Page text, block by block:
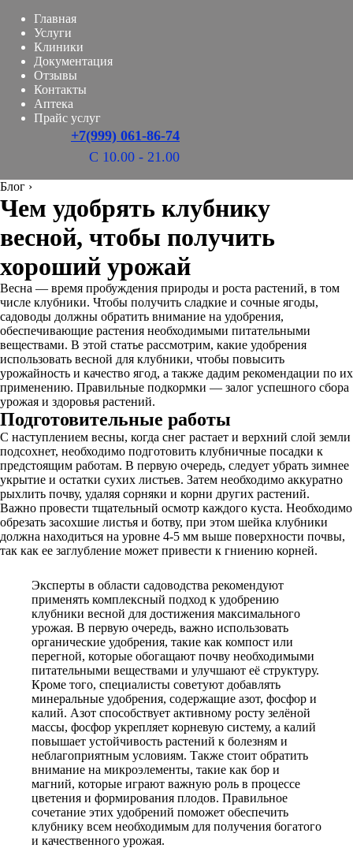
Главная
Услуги
Клиники
Документация
Отзывы
Контакты
Аптека
Прайс услуг
+7(999) 061-86-74
С 10.00 - 21.00
Блог ›
Чем удобрять клубнику
весной, чтобы получить
хороший урожай
Весна — время пробуждения природы и роста растений, в том
числе клубники. Чтобы получить сладкие и сочные ягоды,
садоводы должны обратить внимание на удобрения,
обеспечивающие растения необходимыми питательными
веществами. В этой статье рассмотрим, какие удобрения
использовать весной для клубники, чтобы повысить
урожайность и качество ягод, а также дадим рекомендации по их
применению. Правильные подкормки — залог успешного сбора
урожая и здоровья растений.
Подготовительные работы
С наступлением весны, когда снег растает и верхний слой земли
подсохнет, необходимо подготовить клубничные посадки к
предстоящим работам. В первую очередь, следует убрать зимнее
укрытие и остатки сухих листьев. Затем необходимо аккуратно
рыхлить почву, удаляя сорняки и корни других растений.
Важно провести тщательный осмотр каждого куста. Необходимо
обрезать засохшие листья и ботву, при этом шейка клубники
должна находиться на уровне 4-5 мм выше поверхности почвы,
так как ее заглубление может привести к гниению корней.
Эксперты в области садоводства рекомендуют
применять комплексный подход к удобрению
клубники весной для достижения максимального
урожая. В первую очередь, важно использовать
органические удобрения, такие как компост или
перегной, которые обогащают почву необходимыми
питательными веществами и улучшают её структуру.
Кроме того, специалисты советуют добавлять
минеральные удобрения, содержащие азот, фосфор и
калий. Азот способствует активному росту зелёной
массы, фосфор укрепляет корневую систему, а калий
повышает устойчивость растений к болезням и
неблагоприятным условиям. Также стоит обратить
внимание на микроэлементы, такие как бор и
магний, которые играют важную роль в процессе
цветения и формирования плодов. Правильное
сочетание этих удобрений поможет обеспечить
клубнику всем необходимым для получения богатого
и качественного урожая.